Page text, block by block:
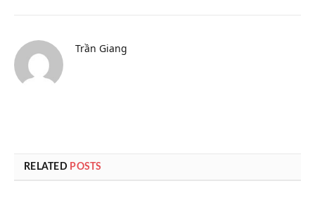
Trần Giang
RELATED POSTS